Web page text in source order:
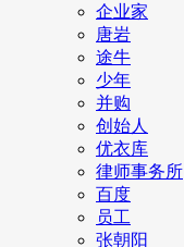
企业家
唐岩
途牛
少年
并购
创始人
优衣库
律师事务所
百度
员工
张朝阳